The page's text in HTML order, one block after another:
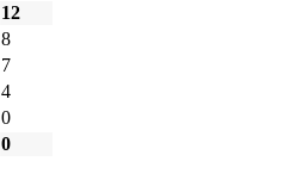
12
8
7
4
0
0